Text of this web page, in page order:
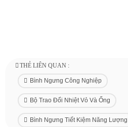
THẺ LIÊN QUAN :
Bình Ngưng Công Nghiệp
Bộ Trao Đổi Nhiệt Vỏ Và Ống
Bình Ngưng Tiết Kiệm Năng Lượng